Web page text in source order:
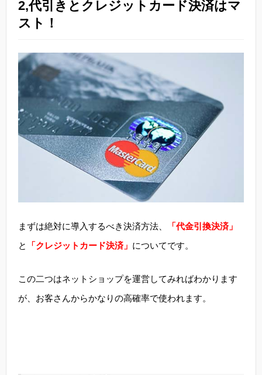
2,代引きとクレジットカード決済はマ
スト！
まずは絶対に導入するべき決済方法、
「代金引換決済」
と
「クレジットカード決済」 についてです。
この二つはネットショップを運営してみればわかります
が、お客さんからかなりの高確率で使われます。